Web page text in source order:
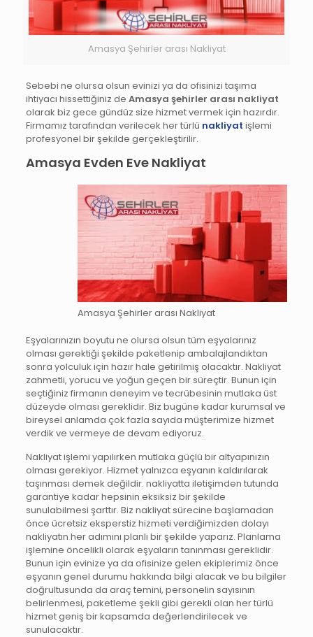
Amasya Şehirler arası Nakliyat
Sebebi ne olursa olsun evinizi ya da ofisinizi taşıma
ihtiyacı hissettiğiniz de Amasya şehirler arası nakliyat
olarak biz gece gündüz size hizmet vermek için hazırdır.
Firmamız tarafından verilecek her türlü nakliyat işlemi
profesyonel bir şekilde gerçekleştirilir.
Amasya Evden Eve Nakliyat
Amasya Şehirler arası Nakliyat
Eşyalarınızın boyutu ne olursa olsun tüm eşyalarınız
olması gerektiği şekilde paketlenip ambalajlandıktan
sonra yolculuk için hazır hale getirilmiş olacaktır. Nakliyat
zahmetli, yorucu ve yoğun geçen bir süreçtir. Bunun için
seçtiğiniz firmanın deneyim ve tecrübesinin mutlaka üst
düzeyde olması gereklidir. Biz bugüne kadar kurumsal ve
bireysel anlamda çok fazla sayıda müşterimize hizmet
verdik ve vermeye de devam ediyoruz.
Nakliyat işlemi yapılırken mutlaka güçlü bir altyapınızın
olması gerekiyor. Hizmet yalnızca eşyanın kaldırılarak
taşınması demek değildir. nakliyatta iletişimden tutunda
garantiye kadar hepsinin eksiksiz bir şekilde
sunulabilmesi şarttır. Biz nakliyat sürecine başlamadan
önce ücretsiz eksperstiz hizmeti verdiğimizden dolayı
nakliyatın her adımını planlı bir şekilde yaparız. Planlama
işlemine öncelikli olarak eşyaların tanınması gereklidir.
Bunun için evinize ya da ofisinize gelen ekiplerimiz önce
eşyanın genel durumu hakkında bilgi alacak ve bu bilgiler
doğrultusunda da araç temini, personelin sayısının
belirlenmesi, paketleme şekli gibi gerekli olan her türlü
hizmet geniş bir kapsamda değerlendirilecek ve
sunulacaktır.